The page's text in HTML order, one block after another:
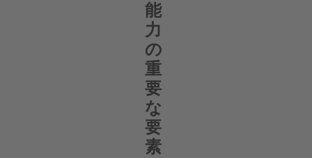
能
力
の
重
要
な
要
素